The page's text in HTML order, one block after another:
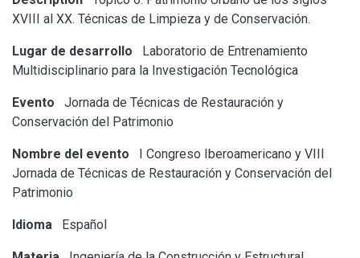
XVIII al XX. Técnicas de Limpieza y de Conservación.
Lugar de desarrollo
Laboratorio de Entrenamiento
Multidisciplinario para la Investigación Tecnológica
Evento
Jornada de Técnicas de Restauración y
Conservación del Patrimonio
Nombre del evento
I Congreso Iberoamericano y VIII
Jornada de Técnicas de Restauración y Conservación del
Patrimonio
Idioma Español